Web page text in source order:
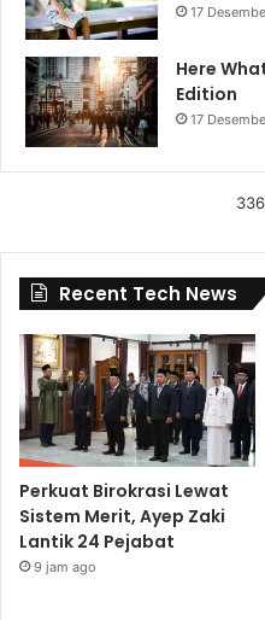
17
Here
Edition
17
Recent Tech News
Perkuat Birokrasi Lewat
Sistem Merit, Ayep Zaki
Lantik 24 Pejabat
9 jam ago